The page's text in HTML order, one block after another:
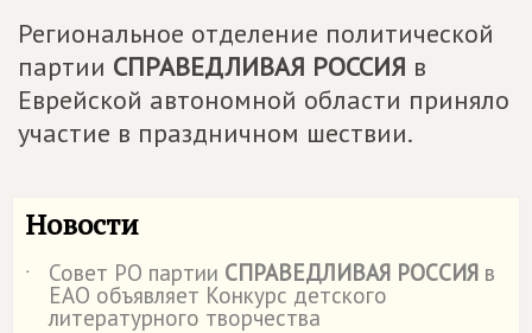
Региональное отделение политической
партии СПРАВЕДЛИВАЯ РОССИЯ в
Еврейской автономной области приняло
участие в праздничном шествии.
Новости
˙ Совет РО партии СПРАВЕДЛИВАЯ РОССИЯ в
ЕАО объявляет Конкурс детского
литературного творчества